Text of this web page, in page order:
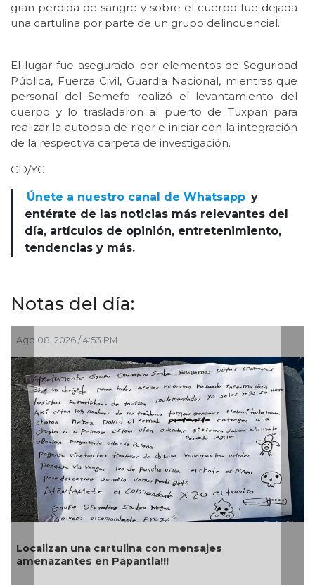
gran perdida de sangre y sobre el cuerpo fue dejada
una cartulina por parte de un grupo delincuencial.
El lugar fue asegurado por elementos de Seguridad
Pública, Fuerza Civil, Guardia Nacional, mientras que
personal del Semefo realizó el levantamiento del
cuerpo y lo trasladaron al puerto de Tuxpan para
realizar la autopsia de rigor e iniciar con la integración
de la respectiva carpeta de investigación.
CD/YC
Únete a nuestro canal de Whatsapp y
entérate de las noticias más relevantes del
día, artículos de opinión, entretenimiento,
tendencias y más.
Notas del día:
08, 2026 / 4:53 PM
una cartulina con mensajes
en Papantla!!!